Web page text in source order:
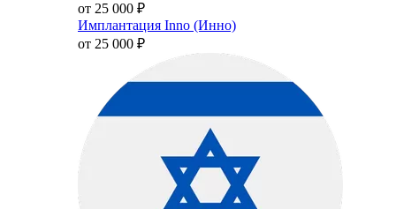
от 25 000 ₽
Имплантация Inno (Инно)
от 25 000 ₽